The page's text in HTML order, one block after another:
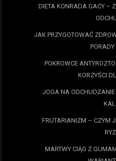
DIETA KONRADA GACY –
JAK PRZYGOTOWAĆ
PORADY
POKROWCE
KORZYŚCI
JOGA NA
FRUTARIANIZM – CZYM
MARTWY CIĄG Z